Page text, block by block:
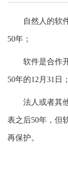
自然人的软
50年；
软件是合作
50年的12月31日；
法人或者其
表之后50年，但
再保护。